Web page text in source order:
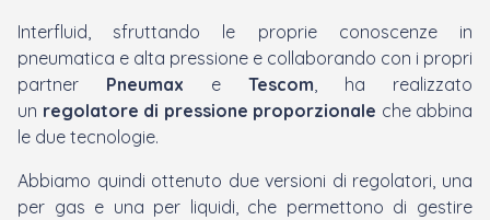
Interfluid, sfruttando le proprie conoscenze in
pneumatica e alta pressione e collaborando con i propri
partner Pneumax e Tescom , ha realizzato
un regolatore di pressione proporzionale che abbina
le due tecnologie.
Abbiamo quindi ottenuto due versioni di regolatori, una
per gas e una per liquidi, che permettono di gestire